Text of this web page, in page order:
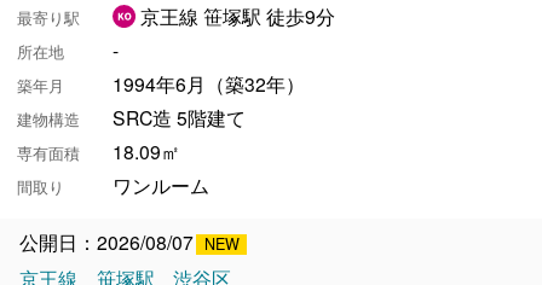
最寄り駅 京王線 笹塚駅 徒歩9分
所在地 -
築年月 1994年6月（築32年）
建物構造 SRC造 5階建て
専有面積 18.09㎡
間取り ワンルーム
公開日：2026/08/07
京王線
笹塚駅 渋谷区